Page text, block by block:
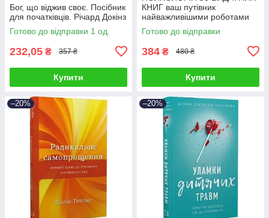
Бог, що віджив своє. Посібник
для початківців. Річард Докінз
Готово до відправки 1 од.
232,05 ₴ 357 ₴
Купити
КНИГ ваш путівник
найважливішими роботами
про мозок Т.Батлер-Боудон
BookChef (шт.)
Готово до відправки
384 ₴ 480 ₴
Купити
–20% –20%